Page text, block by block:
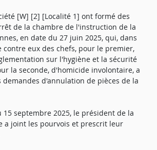
[W] [2] [Localité 1] ont formé des
de la chambre de l'instruction de la
en date du 27 juin 2025, qui, dans
eux des chefs, pour le premier,
sur l'hygiène et la sécurité
la seconde, d'homicide involontaire, a
d'annulation de pièces de la
15 septembre 2025, le président de la
a joint les pourvois et prescrit leur